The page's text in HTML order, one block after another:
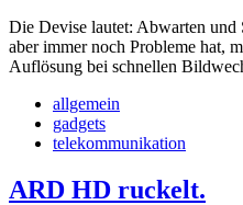
Die Devise lautet: Abwarten und
aber immer noch Probleme hat,
Auflösung bei schnellen
allgemein
gadgets
telekommunikation
ARD HD ruckelt.